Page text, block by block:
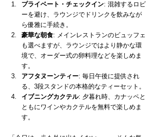
プライベート・チェックイン: 混雑するロビ
ーを避け、ラウンジでドリンクを飲みなが
ら優雅に手続き。
豪華な朝食: メインレストランのビュッフェ
も選べますが、ラウンジではより静かな環
境で、オーダー式の卵料理などを楽しめま
す。
アフタヌーンティー: 毎日午後に提供され
る、3段スタンドの本格的なティーセット。
イブニングカクテル: 夕暮れ時、カナッペと
ともにワインやカクテルを無料で楽しめま
す。